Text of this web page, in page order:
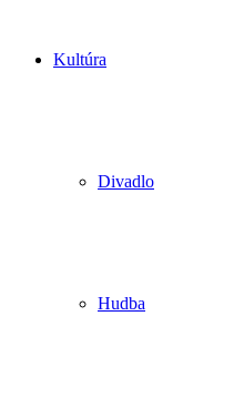
Kultúra
Divadlo
Hudba